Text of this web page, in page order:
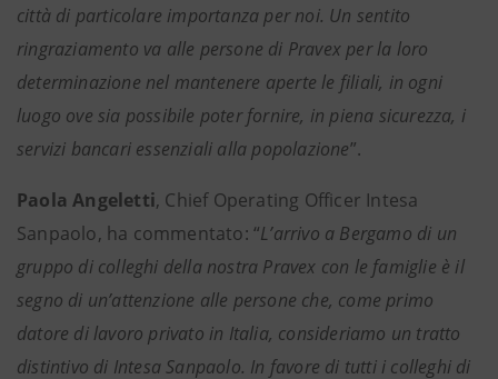
città di particolare importanza per noi. Un sentito
ringraziamento va alle persone di Pravex per la loro
determinazione nel mantenere aperte le filiali, in ogni
luogo ove sia possibile poter fornire, in piena sicurezza, i
servizi bancari essenziali alla popolazione”.
Paola Angeletti, Chief Operating Officer Intesa
Sanpaolo, ha commentato: “L’arrivo a Bergamo di un
gruppo di colleghi della nostra Pravex con le famiglie è il
segno di un’attenzione alle persone che, come primo
datore di lavoro privato in Italia, consideriamo un tratto
distintivo di Intesa Sanpaolo. In favore di tutti i colleghi di